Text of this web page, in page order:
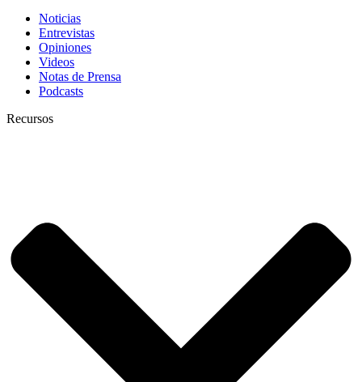
Noticias
Entrevistas
Opiniones
Videos
Notas de Prensa
Podcasts
Recursos